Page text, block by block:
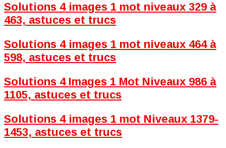
Solutions 4 images 1 mot niveaux 329 à
463, astuces et trucs
Solutions 4 images 1 mot niveaux 464 à
598, astuces et trucs
Solutions 4 Images 1 Mot Niveaux 986 à
1105, astuces et trucs
Solutions 4 images 1 mot Niveaux 1379-
1453, astuces et trucs